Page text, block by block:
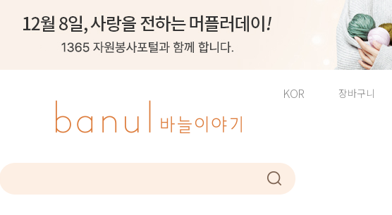
KOR 장바구니